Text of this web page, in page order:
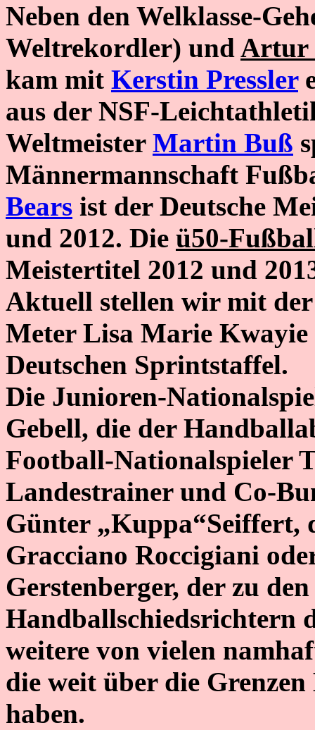
Neben den Welklasse-
Weltrekordler) und Artur
kam mit Kerstin Pressler
aus der NSF-
Weltmeister Martin Buß
Männermannschaft
Bears ist der Deutsche
und 2012. Die ü50-
Meistertitel 2012 und
Aktuell stellen wir mit
Meter Lisa Marie
Deutschen Sprintstaffel.
Die Junioren-
Gebell, die der
Football-Nationalspieler
Landestrainer und Co-
Günter „Kuppa“Seiffert,
Gracciano Roccigiani
Gerstenberger, der zu den
Handballschiedsrichtern
weitere von vielen
die weit über die
haben.